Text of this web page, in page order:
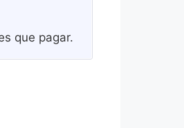
que pagar.